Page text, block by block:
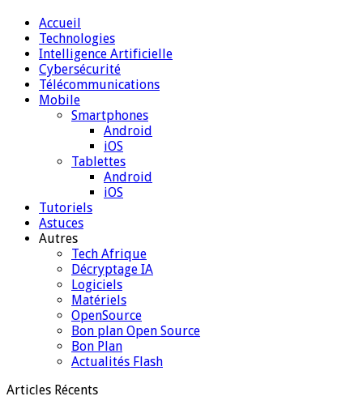
Accueil
Technologies
Intelligence Artificielle
Cybersécurité
Télécommunications
Mobile
Smartphones
Android
iOS
Tablettes
Android
iOS
Tutoriels
Astuces
Autres
Tech Afrique
Décryptage IA
Logiciels
Matériels
OpenSource
Bon plan Open Source
Bon Plan
Actualités Flash
Articles Récents